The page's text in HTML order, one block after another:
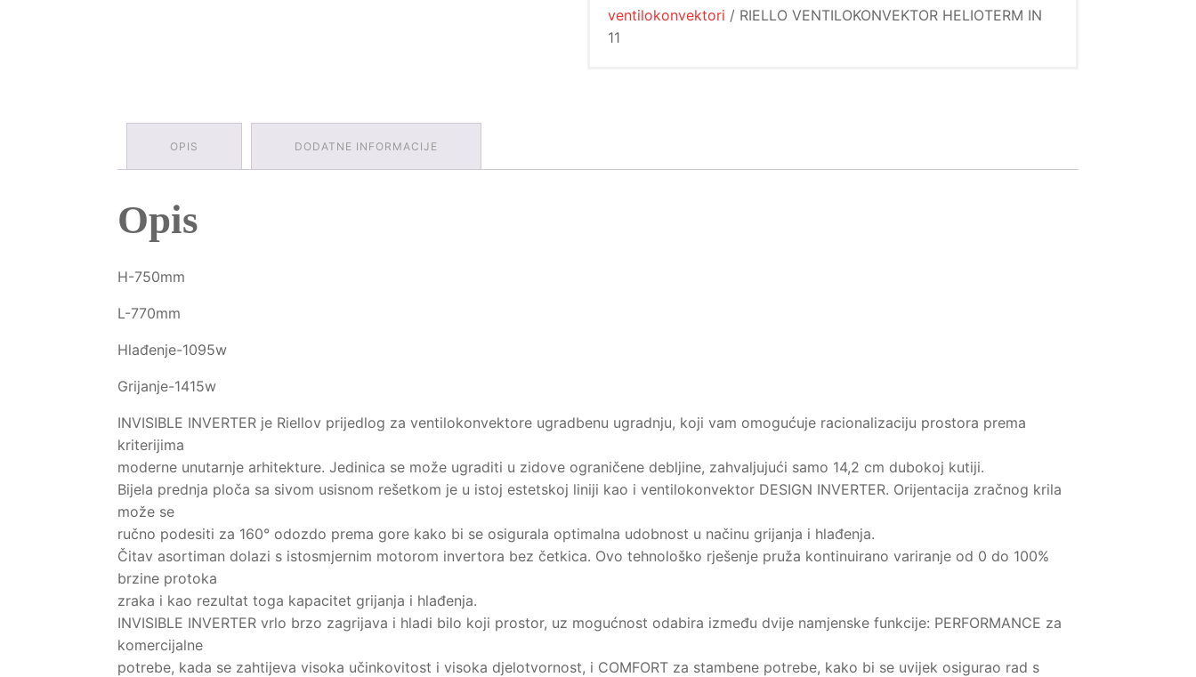
ventilokonvektori / RIELLO VENTILOKONVEKTOR HELIOTERM IN
11
OPIS DODATNE INFORMACIJE
Opis
H-750mm
L-770mm
Hlađenje-1095w
Grijanje-1415w
INVISIBLE INVERTER je Riellov prijedlog za ventilokonvektore ugradbenu ugradnju, koji vam omogućuje racionalizaciju prostora prema
kriterijima
moderne unutarnje arhitekture. Jedinica se može ugraditi u zidove ograničene debljine, zahvaljujući samo 14,2 cm dubokoj kutiji.
Bijela prednja ploča sa sivom usisnom rešetkom je u istoj estetskoj liniji kao i ventilokonvektor DESIGN INVERTER. Orijentacija zračnog krila
može se
ručno podesiti za 160° odozdo prema gore kako bi se osigurala optimalna udobnost u načinu grijanja i hlađenja.
Čitav asortiman dolazi s istosmjernim motorom invertora bez četkica. Ovo tehnološko rješenje pruža kontinuirano variranje od 0 do 100%
brzine protoka
zraka i kao rezultat toga kapacitet grijanja i hlađenja.
INVISIBLE INVERTER vrlo brzo zagrijava i hladi bilo koji prostor, uz mogućnost odabira između dvije namjenske funkcije: PERFORMANCE za
komercijalne
potrebe, kada se zahtijeva visoka učinkovitost i visoka djelotvornost, i COMFORT za stambene potrebe, kako bi se uvijek osigurao rad s